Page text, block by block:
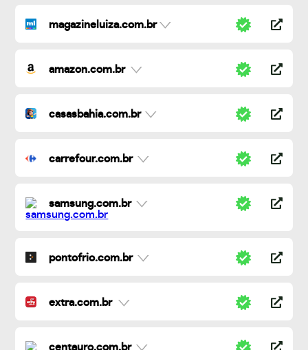
magazineluiza.com.br
amazon.com.br
casasbahia.com.br
carrefour.com.br
samsung.com.br
pontofrio.com.br
extra.com.br
centauro.com.br